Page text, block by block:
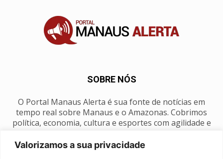
Valorizamos a sua privacidade
SOBRE NÓS
O Portal Manaus Alerta é sua fonte de notícias em
tempo real sobre Manaus e o Amazonas. Cobrimos
política, economia, cultura e esportes com agilidade e